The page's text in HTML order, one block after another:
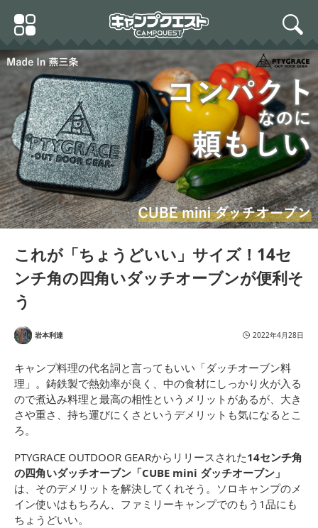
Primary
Menu
search
これが「ちょうどいい」サイズ！14セ
ンチ角の四角いダッチオーブンが便利そ
う
岩本利達 2022年4月28日
キャンプ料理の代名詞と言ってもいい「ダッチオーブン料
理」。鋳鉄製で熱効率が良く、中の食材にしっかり火が入る
ので煮込み料理と最高の相性というメリットがあるが、大き
さや重さ、持ち運びにくさというデメリットも気になるとこ
ろ。
PTYGRACE OUTDOOR GEARからリリースされた14センチ角
の四角いダッチオーブン「CUBE mini ダッチオーブン」
は、そのデメリットを解決してくれそう。ソロキャンプのメ
イン使いはもちろん、ファミリーキャンプでのもう1品にも
ちょうどいい。